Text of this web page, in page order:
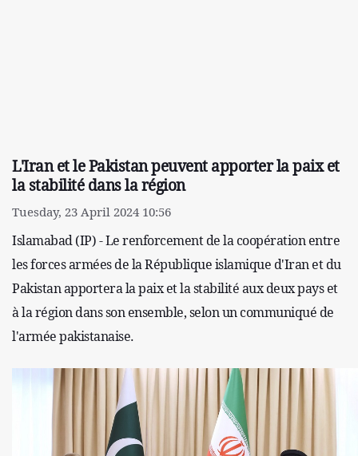
L'Iran et le Pakistan peuvent apporter la paix et
la stabilité dans la région
Tuesday, 23 April 2024 10:56
Islamabad (IP) - Le renforcement de la coopération entre
les forces armées de la République islamique d'Iran et du
Pakistan apportera la paix et la stabilité aux deux pays et
à la région dans son ensemble, selon un communiqué de
l'armée pakistanaise.